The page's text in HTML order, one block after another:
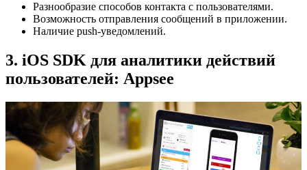
Разнообразие способов контакта с пользователями.
Возможность отправления сообщений в приложении.
Наличие push-уведомлений.
3. iOS SDK для аналитики действий
пользователей: Appsee